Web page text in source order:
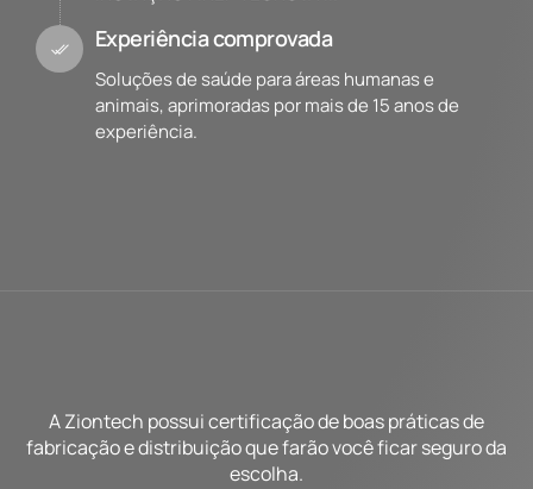
Experiência comprovada
Soluções de saúde para áreas humanas e
animais, aprimoradas por mais de 15 anos de
experiência.
A Ziontech possui certificação de boas práticas de
fabricação e distribuição que farão você ficar seguro da
escolha.